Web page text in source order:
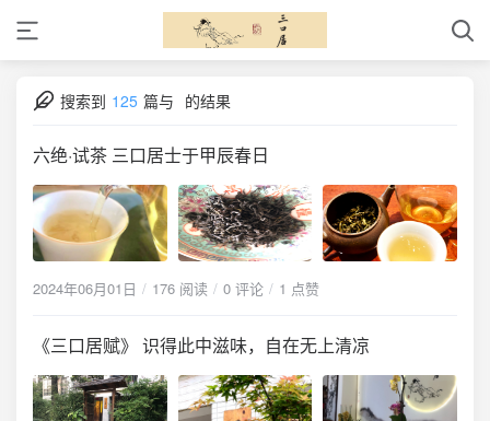
搜索到 125 篇与 的结果
六绝·试茶 三口居士于甲辰春日
2024年06月01日 176 阅读 0 评论 1 点赞
《三口居赋》 识得此中滋味，自在无上清凉